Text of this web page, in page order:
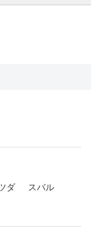
ダ
スバル